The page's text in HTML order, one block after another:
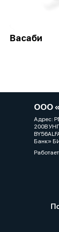
Васаби
ООО
Адрес:
200В
Банк»